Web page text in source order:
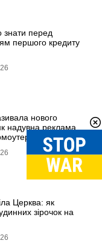
знати перед
першого кредиту
нового
надувна реклама
і знижує
Церква: як
зірочок на